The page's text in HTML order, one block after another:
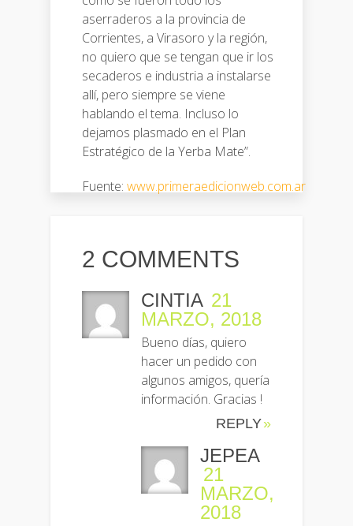
aserraderos a la provincia de
Corrientes, a Virasoro y la región,
no quiero que se tengan que ir los
secaderos e industria a instalarse
allí, pero siempre se viene
hablando el tema. Incluso lo
dejamos plasmado en el Plan
Estratégico de la Yerba Mate”.
Fuente: www.primeraedicionweb.com.ar
2 COMMENTS
CINTIA 21
MARZO, 2018
Bueno días, quiero
hacer un pedido con
algunos amigos, quería
información. Gracias !
REPLY
JEPEA
21
MARZO,
2018